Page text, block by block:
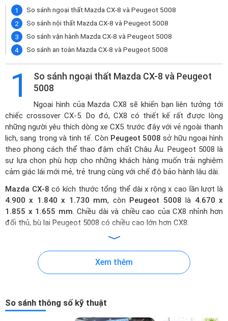
So sánh ngoại thất Mazda CX-8 và Peugeot 5008
So sánh nội thất Mazda CX-8 và Peugeot 5008
So sánh vận hành Mazda CX-8 và Peugeot 5008
So sánh an toàn Mazda CX-8 và Peugeot 5008
1
So sánh ngoại thất Mazda CX-8 và Peugeot
5008
Ngoại hình củaMazda CX8 sẽ khiến bạn liên tưởng tới
chiếc crossover CX-5. Do đó, CX8 có thiết kế rất được lòng
những người yêu thích dòng xe CX5 trước đây với vẻ ngoài thanh
lịch, sang trọng và tinh tế. Còn Peugeot 5008 sở hữu ngoại hình
theo phong cách thể thao đậm chất Châu Âu. Peugeot 5008 là
sự lựa chọn phù hợp cho những khách hàng muốn trải nghiệm
cảm giác lái mới mẻ, trẻ trung cùng với chế độ bảo hành lâu dài.
Mazda CX-8 có kích thước tổng thể dài x rộng x cao lần lượt là
4.900 x 1.840 x 1.730 mm, còn Peugeot 5008 là 4.670 x
1.855 x 1.655 mm. Chiều dài và chiều cao của CX8 nhỉnh hơn
đối thủ, bù lại Peugeot 5008 có chiều cao lớn hơn CX8.
Không chỉ vậy, CX-8 có khoảng sáng gầm xe lên tới 200 mm
nhỉnh hơn đối thủ chỉ có gầm cao 165 mm. Bởi vậy, CX8 cho khả
CX-8 được trang bị đèn trước LED dạng dẹp cho phép tự động
Xem thêm
So sánh thông số kỹ thuật